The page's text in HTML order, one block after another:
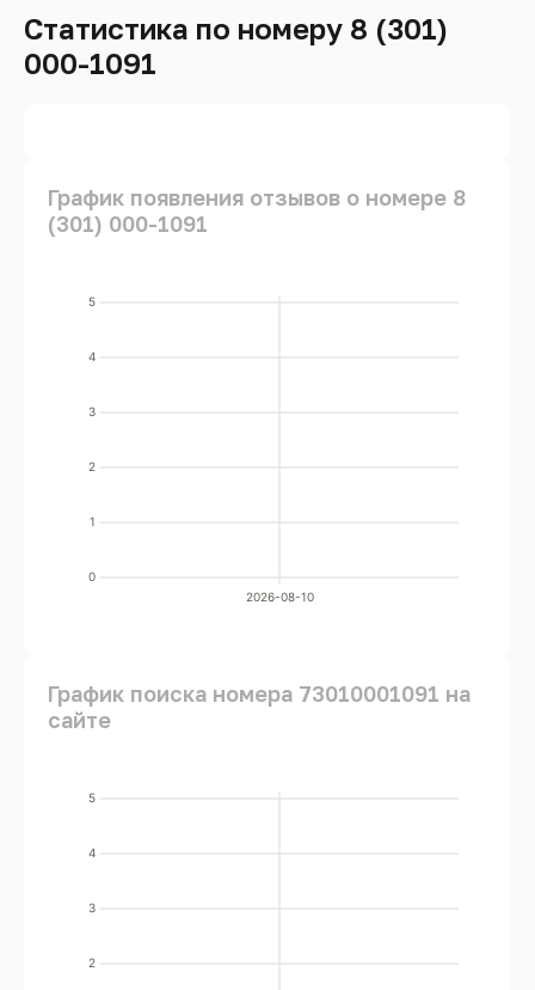
Статистика по номеру 8 (301)
000-1091
График появления отзывов о номере 8
(301) 000-1091
0
1
2
3
4
5
2026-08-10
График поиска номера 73010001091 на
сайте
2
3
4
5